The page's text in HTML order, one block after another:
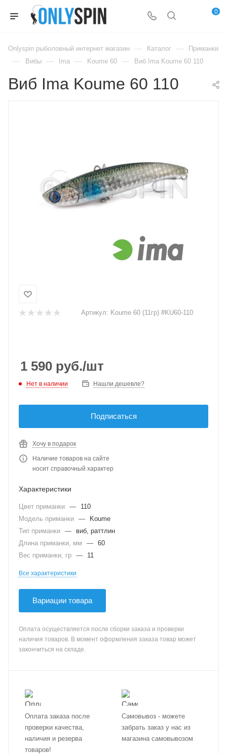
0
Onlyspin рыболовный интернет магазин — Каталог — Приманки
— Вибы — Ima — Koume 60 — Виб Ima Koume 60 110
Виб Ima Koume 60 110
Артикул: Koume 60 (11гр) #KU60-110
1 590 руб./шт
Нет в наличии Нашли дешевле?
Подписаться
Хочу в подарок
Наличие товаров на сайте
носит справочный характер
Характеристики
Цвет приманки —
110
Модель приманки —
Koume
Тип приманки —
виб, раттлин
Длина приманки, мм
— 60
Вес приманки, гр — 11
Все характеристики
Вариации товара
Оплата осуществляется после сборки заказа и проверки
наличия товаров. В момент оформления заказа товар может
закончиться на складе.
Оплата заказа после
проверки качества,
наличия и резерва
товаров!
Самовывоз - можете
забрать заказ у нас из
магазина самовывозом